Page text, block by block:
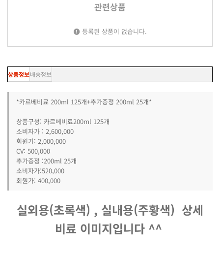
관련상품
등록된 상품이 없습니다.
상품정보배송정보
*카르베비료 200ml 125개+추가증정 200ml 25개*
상품구성: 카르베비료200ml 125개
소비자가 : 2,600,000
회원가: 2,000,000
CV: 500,000
추가증정 :200ml 25개
소비자가:520,000
회원가: 400,000
실외용(초록색) , 실내용(주황색) 상세
비료 이미지입니다 ^^